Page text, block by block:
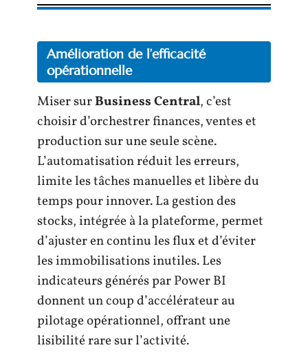
Amélioration de l’efficacité
opérationnelle
Miser surBusiness Central, c’est
choisir d’orchestrer finances, ventes et
production sur une seule scène.
L’automatisation réduit les erreurs,
limite les tâches manuelles et libère du
temps pour innover. La gestion des
stocks, intégrée à la plateforme, permet
d’ajuster en continu les flux et d’éviter
les immobilisations inutiles. Les
indicateurs générés par Power BI
donnent un coup d’accélérateur au
pilotage opérationnel, offrant une
lisibilité rare sur l’activité.